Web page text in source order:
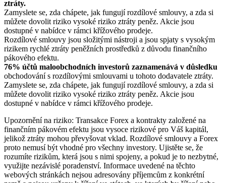
ztráty.
Zamyslete se, zda chápete, jak fungují rozdílové smlouvy, a zda si
můžete dovolit riziko vysoké riziko ztráty peněz. Akcie jsou
dostupné v nabídce v rámci křížového prodeje.
Rozdílové smlouvy jsou složitými nástroji a jsou spjaty s vysokým
rizikem rychlé ztráty peněžních prostředků z důvodu finančního
pákového efektu.
76% účtů maloobchodních investorů zaznamenává v důsledku
obchodování s rozdílovými smlouvami u tohoto dodavatele ztráty.
Zamyslete se, zda chápete, jak fungují rozdílové smlouvy, a zda si
můžete dovolit riziko vysoké riziko ztráty peněz. Akcie jsou
dostupné v nabídce v rámci křížového prodeje.
Upozornění na riziko: Transakce Forex a kontrakty založené na
finančním pákovém efektu jsou vysoce rizikové pro Váš kapitál,
jelikož ztráty mohou převyšovat vklad. Rozdílové smlouvy a Forex
proto nemusí být vhodné pro všechny investory. Ujistěte se, že
rozumíte rizikům, která jsou s nimi spojeny, a pokud je to nezbytné,
využijte nezávislé poradenství. Informace uvedené na těchto
webových stránkách nejsou adresovány příjemcům z konkrétní